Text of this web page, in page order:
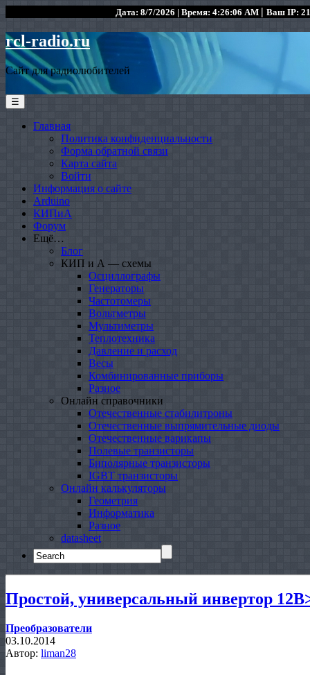
Дата: 8/7/2026 | Время: 4:26:06 AM | Ваш IP:
rcl-radio.ru
Сайт для радиолюбителей
☰
Главная
Политика конфиденциальности
Форма обратной связи
Карта сайта
Войти
Информация о сайте
Arduino
КИПиА
Форум
Ещё…
Блог
КИП и А — схемы
Осциллографы
Генераторы
Частотомеры
Вольтметры
Мультиметры
Теплотехника
Давление и расход
Весы
Комбинированные приборы
Разное
Онлайн справочники
Отечественные стабилитроны
Отечественные выпрямительные диоды
Отечественные варикапы
Полевые транзисторы
Биполярные транзисторы
IGBT транзисторы
Онлайн калькуляторы
Геометрия
Информатика
Разное
datasheet
Search
for:
Простой, универсальный инвертор
Преобразователи
03.10.2014
Автор: liman28